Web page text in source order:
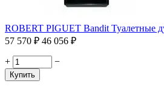
ROBERT PIGUET Bandit Туалетные
57 570 ₽ 46 056 ₽
+
−
Купить